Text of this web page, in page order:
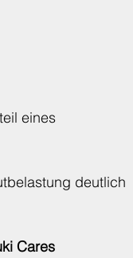
eines
deutlich
Cares